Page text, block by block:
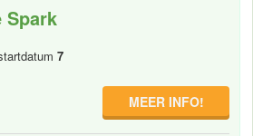
Spark
7
MEER INFO!